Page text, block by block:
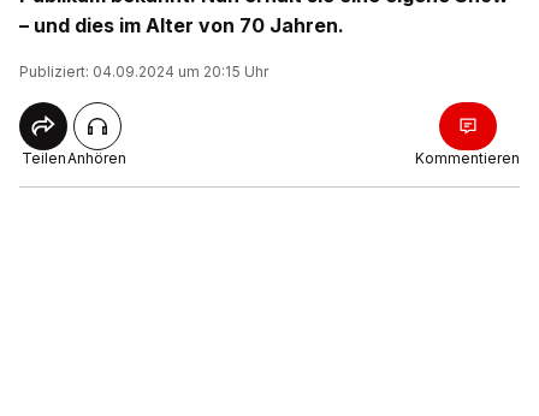
– und dies im Alter von 70 Jahren.
Publiziert: 04.09.2024 um 20:15 Uhr
TeilenAnhören Kommentieren